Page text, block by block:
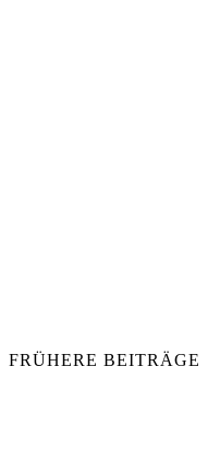
FRÜHERE BEITRÄGE